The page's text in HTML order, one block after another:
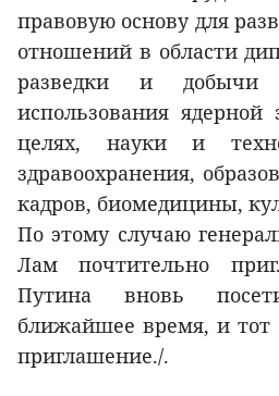
правовую основу для
отношений в области
разведки и
использования
целях, науки и
здравоохранения,
кадров, биомедицины,
По этому случаю
Лам почтительно
Путина вновь
ближайшее время, и тот
приглашение./.